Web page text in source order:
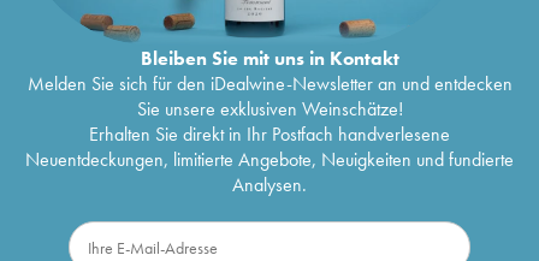
Bleiben Sie mit uns in Kontakt
Melden Sie sich für den iDealwine-Newsletter an und entdecken
Sie unsere exklusiven Weinschätze!
Erhalten Sie direkt in Ihr Postfach handverlesene
Neuentdeckungen, limitierte Angebote, Neuigkeiten und fundierte
Analysen.